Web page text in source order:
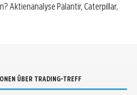
Aktienanalyse Palantir, Caterpillar,
ÜBER TRADING-TREFF